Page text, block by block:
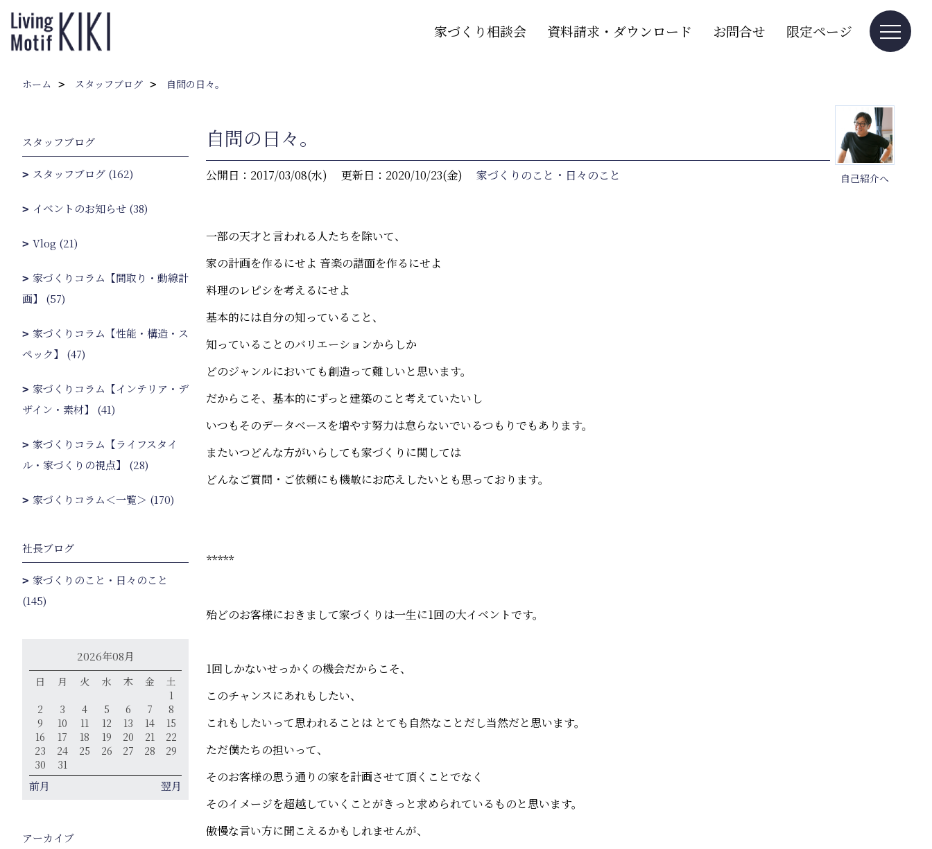
家づくり相談会 資料請求・ダウンロード お問合せ 限定ページ
ホーム スタッフブログ 自問の日々。
自己紹介へ
自問の日々。
公開日：2017/03/08(水) 更新日：2020/10/23(金) 家づくりのこと・日々のこと
一部の天才と言われる人たちを除いて、
家の計画を作るにせよ 音楽の譜面を作るにせよ
料理のレピシを考えるにせよ
基本的には自分の知っていること、
知っていることのバリエーションからしか
どのジャンルにおいても創造って難しいと思います。
だからこそ、基本的にずっと建築のこと考えていたいし
いつもそのデータベースを増やす努力は怠らないでいるつもりでもあります。
またいつどんな方がいらしても家づくりに関しては
どんなご質問・ご依頼にも機敏にお応えしたいとも思っております。
*****
殆どのお客様におきまして家づくりは一生に1回の大イベントです。
1回しかないせっかくの機会だからこそ、
このチャンスにあれもしたい、
これもしたいって思われることは とても自然なことだし当然だと思います。
ただ僕たちの担いって、
そのお客様の思う通りの家を計画させて頂くことでなく
そのイメージを超越していくことがきっと求められているものと思います。
傲慢な言い方に聞こえるかもしれませんが、
スタッフブログ
スタッフブログ (162)
イベントのお知らせ (38)
Vlog (21)
家づくりコラム【間取り・動線計
画】 (57)
家づくりコラム【性能・構造・ス
ペック】 (47)
家づくりコラム【インテリア・デ
ザイン・素材】 (41)
家づくりコラム【ライフスタイ
ル・家づくりの視点】 (28)
家づくりコラム＜一覧＞ (170)
社長ブログ
家づくりのこと・日々のこと
(145)
2026年08月
日 月 火 水 木 金
土
1
2
3 4 5 6 7
8
9
10 11 12 13 14
15
16
17 18 19 20 21
22
23
24 25 26 27 28
29
30
31
前月 翌月
アーカイブ